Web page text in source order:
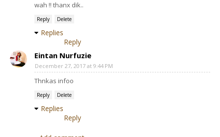
wah !! thanx dik..
Reply Delete
Replies
Reply
Eintan Nurfuzie
December 27, 2017 at 9:44 PM
Thnkas infoo
Reply Delete
Replies
Reply